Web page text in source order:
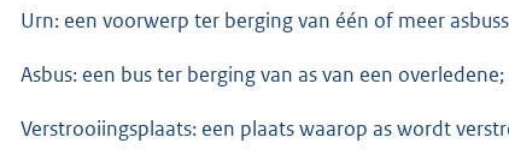
Urn: een voorwerp ter berging van één of meer
Asbus: een bus ter berging van as van een overledene;
Verstrooiingsplaats: een plaats waarop as wordt